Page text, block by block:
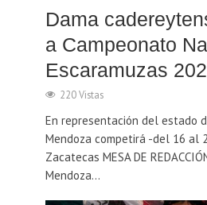
Dama
a Campeonato
Escaramuzas
220 Vistas
En representación del estado
Mendoza competirá -del 16 al
Zacatecas MESA DE
Mendoza...